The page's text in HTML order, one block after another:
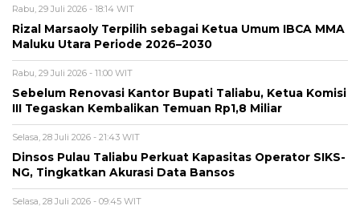
Rabu, 29 Juli 2026 - 18:14 WIT
Rizal Marsaoly Terpilih sebagai Ketua Umum IBCA MMA
Maluku Utara Periode 2026–2030
Rabu, 29 Juli 2026 - 11:00 WIT
Sebelum Renovasi Kantor Bupati Taliabu, Ketua Komisi
III Tegaskan Kembalikan Temuan Rp1,8 Miliar
Selasa, 28 Juli 2026 - 21:43 WIT
Dinsos Pulau Taliabu Perkuat Kapasitas Operator SIKS-
NG, Tingkatkan Akurasi Data Bansos
Selasa, 28 Juli 2026 - 09:45 WIT